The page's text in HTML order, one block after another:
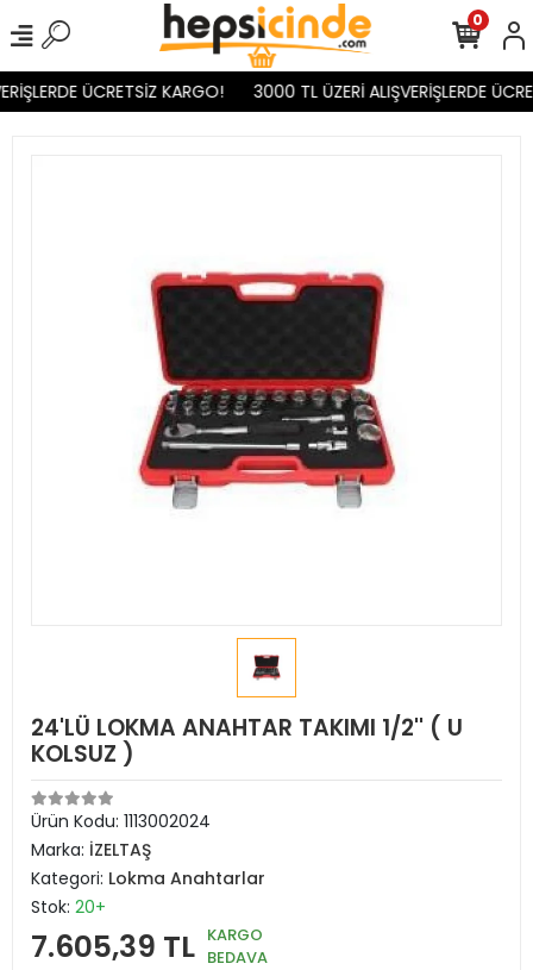
ÜCRETSİZ KARGO! 3000 TL ÜZERİ ALIŞVERİŞLERDE
0
24'LÜ LOKMA ANAHTAR TAKIMI 1/2'' ( U
KOLSUZ )
Ürün Kodu: 1113002024
Marka: İZELTAŞ
Kategori: Lokma Anahtarlar
Stok: 20+
7.605,39 TL KARGO
BEDAVA